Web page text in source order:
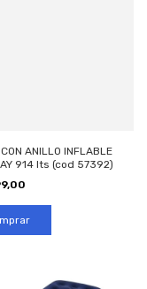
ANILLO INFLABLE
914 lts (cod 57392)